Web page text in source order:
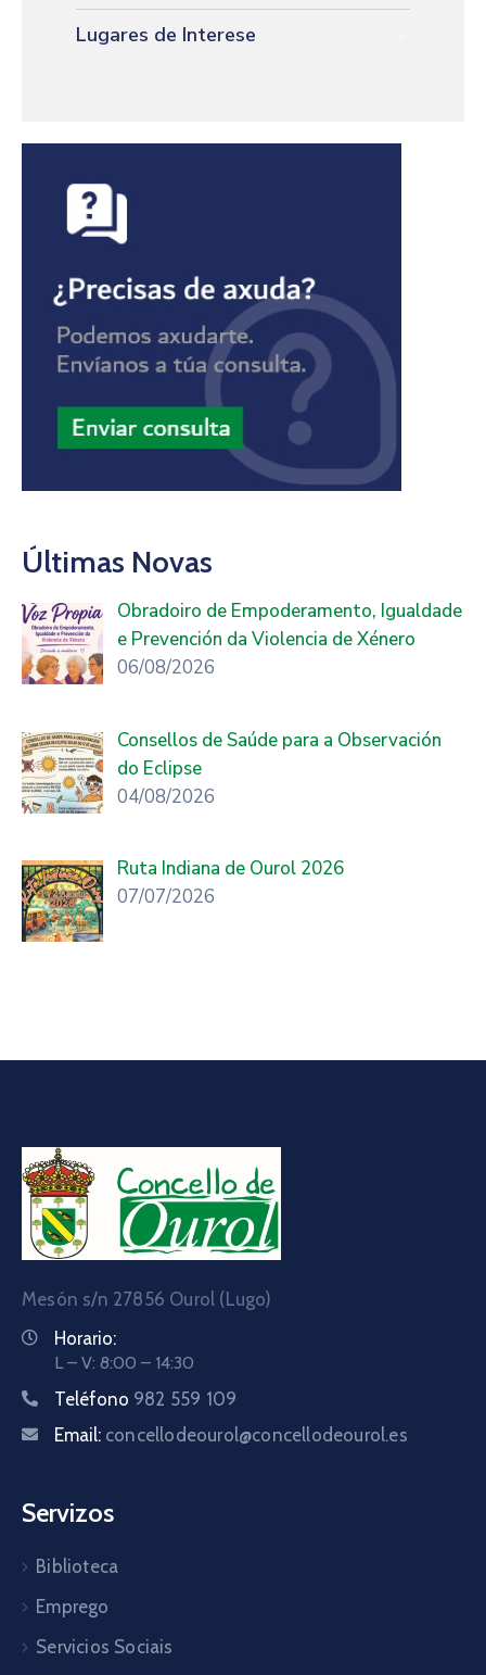
Lugares de Interese
Últimas Novas
Obradoiro de Empoderamento, Igualdade
e Prevención da Violencia de Xénero
06/08/2026
Consellos de Saúde para a Observación
do Eclipse
04/08/2026
Ruta Indiana de Ourol 2026
07/07/2026
Mesón s/n 27856 Ourol (Lugo)
Horario:
L – V: 8:00 – 14:30
Teléfono 982 559 109
Email: concellodeourol@concellodeourol.es
Servizos
Biblioteca
Emprego
Servicios Sociais